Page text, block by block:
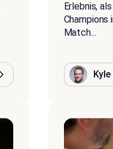
Erlebnis,
Champions
Match...